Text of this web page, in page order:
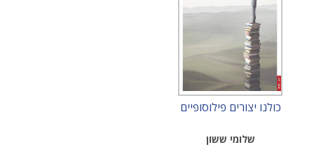
כולנו יצורים פילוסופיים
שלומי ששון